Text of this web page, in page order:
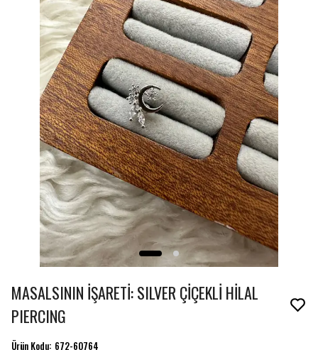
MASALSININ İŞARETİ: SILVER ÇİÇEKLİ HİLAL
PIERCING
Ürün Kodu: 672-60764